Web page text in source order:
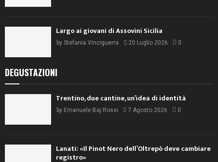
Largo ai giovani di Assovini Sicilia
by Stefania Vinciguerra 20 Luglio 2026 0
DEGUSTAZIONI
Trentino, due cantine, un’idea di identità
by Emanuele Baj Rossi 7 Agosto 2026 0
Lanati: «Il Pinot Nero dell’Oltrepò deve cambiare
registro»